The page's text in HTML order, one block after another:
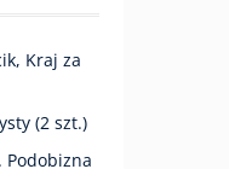
Kraj za
(2 szt.)
Podobizna